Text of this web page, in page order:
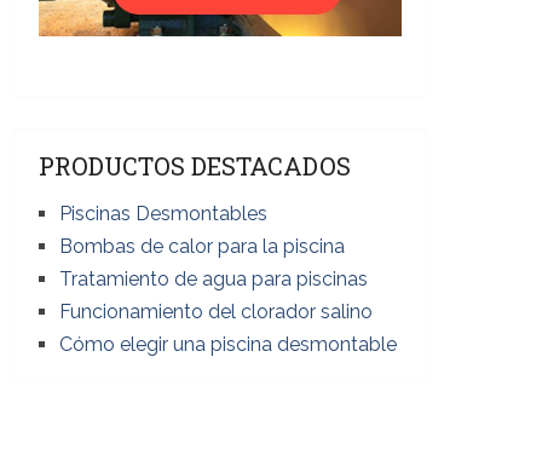
PRODUCTOS DESTACADOS
Piscinas Desmontables
Bombas de calor para la piscina
Tratamiento de agua para piscinas
Funcionamiento del clorador salino
Cómo elegir una piscina desmontable